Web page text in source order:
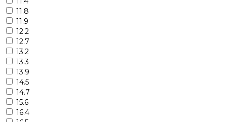
11.8
11.9
12.2
12.7
13.2
13.3
13.9
14.5
14.7
15.6
16.4